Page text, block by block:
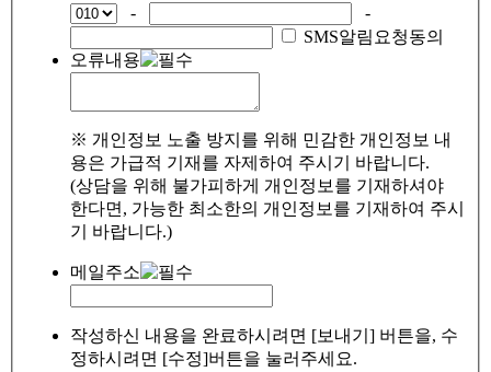
-
-
SMS알림요청동의
오류내용
※ 개인정보 노출 방지를 위해 민감한 개인정보 내
용은 가급적 기재를 자제하여 주시기 바랍니다.
(상담을 위해 불가피하게 개인정보를 기재하셔야
한다면, 가능한 최소한의 개인정보를 기재하여 주시
기 바랍니다.)
메일주소
작성하신 내용을 완료하시려면 [보내기] 버튼을, 수
정하시려면 [수정]버튼을 눌러주세요.